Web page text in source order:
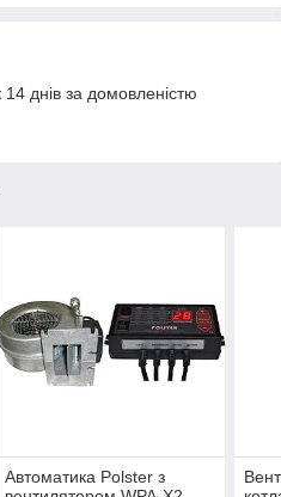
днів за домовленістю
Автоматика Polster з